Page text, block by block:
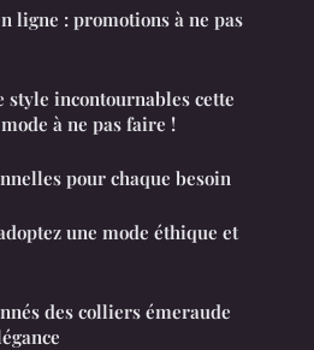
ligne : promotions à ne pas
style incontournables cette
à ne pas faire !
pour chaque besoin
une mode éthique et
des colliers émeraude